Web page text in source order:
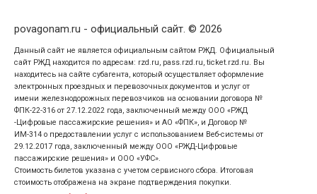
povagonam.ru - официальный сайт. © 2026
Данный сайт не является официальным сайтом РЖД. Официальный
сайт РЖД находится по адресам: rzd.ru, pass.rzd.ru, ticket.rzd.ru. Вы
находитесь на сайте субагента, который осуществляет оформление
электронных проездных и перевозочных документов и услуг от
имени железнодорожных перевозчиков на основании договора №
ФПК-22-316 от 27.12.2022 года, заключенный между ООО «РЖД
-Цифровые пассажирские решения» и АО «ФПК», и Договор №
ИМ-314 о предоставлении услуг с использованием Веб-системы от
29.12.2017 года, заключенный между ООО «РЖД-Цифровые
пассажирские решения» и ООО «УФС».
Стоимость билетов указана с учетом сервисного сбора. Итоговая
стоимость отображена на экране подтверждения покупки.